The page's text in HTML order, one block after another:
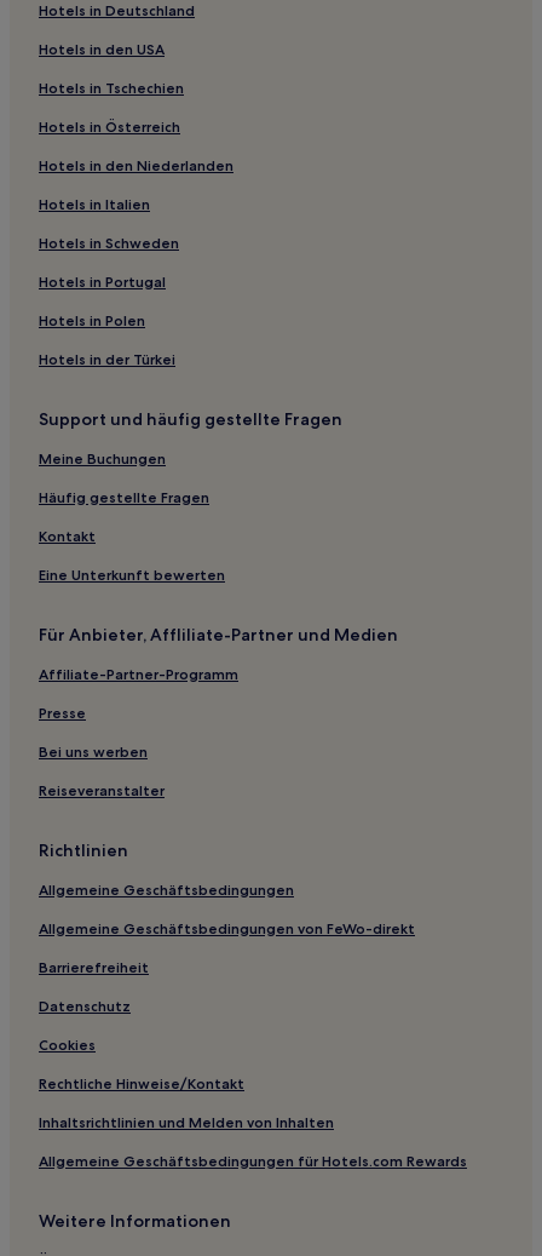
Hotels nahe Spreewaldmuseum Lübbenau
Mittenwalde Hotels
Jüterbog Hotels
Gräbendorf Hotels
Glienick Hotels
Zossen Hotels
Unterspreewald Hotels
Bestensee Nord Hotels
Hotels nahe Bahnhof Drahnsdorf
Hotels nahe Bahnhof Luckau-Uckro
Sellendorf Hotels
Lübben Hotels
Bischdorf Hotels
Prieros Hotels
Hotels nahe Bahnhof Wünsdorf-Waldstadt
Pensionen in Burg
Pensionen in Burg-Dorf
Pensionen in Multicenter Vogelsdorf
Pensionen in Scharmützelsee
Ferienwohnungen in Rauensche Berge
Business in Schönefeld
Hotels mit Fitnessbereich in Schönefeld
Familien in Schönefeld
Familien in Potsdam
Haustierfreundliche in Potsdam
Lgbtqia-Freundliche in Potsdam
Haustierfreundliche in Werder
Hotels mit inbegriffenem Frühstück in Werder
Familien in Lübbenau/Spreewald
Hotels in Deutschland
Hotels in den USA
Hotels in Tschechien
Hotels in Österreich
Hotels in den Niederlanden
Hotels in Italien
Hotels in Schweden
Hotels in Portugal
Hotels in Polen
Hotels in der Türkei
Support und häufig gestellte Fragen
Meine Buchungen
Häufig gestellte Fragen
Kontakt
Eine Unterkunft bewerten
Für Anbieter, Affliliate-Partner und Medien
Affiliate-Partner-Programm
Presse
Bei uns werben
Reiseveranstalter
Richtlinien
Allgemeine Geschäftsbedingungen
Allgemeine Geschäftsbedingungen von FeWo-direkt
Barrierefreiheit
Datenschutz
Cookies
Rechtliche Hinweise/Kontakt
Inhaltsrichtlinien und Melden von Inhalten
Allgemeine Geschäftsbedingungen für Hotels.com Rewards
Weitere Informationen